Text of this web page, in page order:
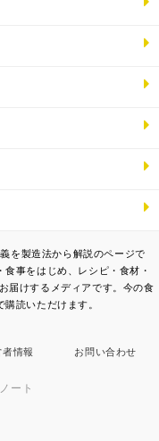
を製造法から解説のページで
事をはじめ、レシピ・食材・
届けするメディアです。今の食
読いただけます。
者情報 お問い合わせ
ート